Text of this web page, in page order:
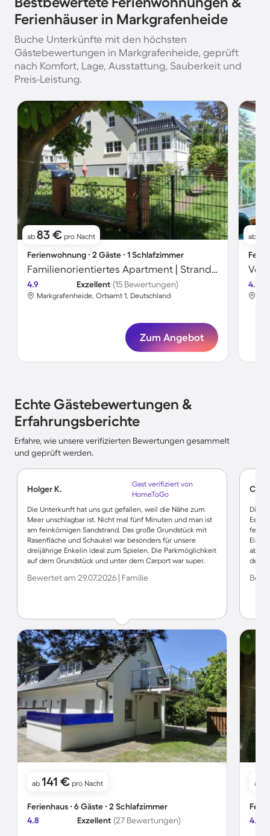
Ferienhäuser in Markgrafenheide
Buche Unterkünfte mit den höchsten
Gästebewertungen in Markgrafenheide, geprüft
nach Komfort, Lage, Ausstattung, Sauberkeit und
Preis-Leistung.
ab 83 € pro Nacht
Ferienwohnung ∙ 2 Gäste ∙ 1 Schlafzimmer
Familienorientiertes Apartment | Strand in der Nähe
4.9 Exzellent (15 Bewertungen)
Markgrafenheide, Ortsamt 1, Deutschland
Zum Angebot
ab
4.8
Echte Gästebewertungen &
Erfahrungsberichte
Erfahre, wie unsere verifizierten Bewertungen gesammelt
und geprüft werden.
Holger K.
Gast verifiziert von
HomeToGo
Die Unterkunft hat uns gut gefallen, weil die Nähe zum
Meer unschlagbar ist. Nicht mal fünf Minuten und man ist
am feinkörnigen Sandstrand. Das große Grundstück mit
Rasenfläche und Schaukel war besonders für unsere
dreijährige Enkelin ideal zum Spielen. Die Parkmöglichkeit
auf dem Grundstück und unter dem Carport war super.
genossen. Das Haus selbst ist gut ausgestattet und WLAN
Bewertet am 29.07.2026 | Familie
ab 141 € pro Nacht
Ferienhaus ∙ 6 Gäste ∙ 2 Schlafzimmer
4.8
Exzellent (27 Bewertungen)
Die
Es
Eine
aber
der
ab
4.8